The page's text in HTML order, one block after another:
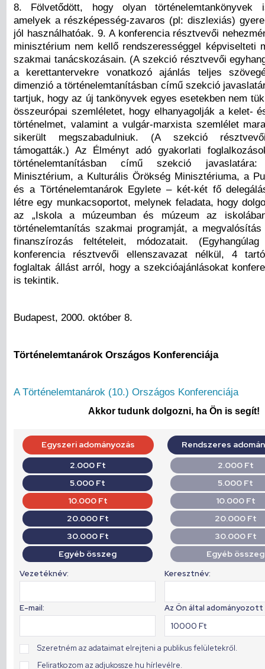
8. Fölvetődött, hogy olyan történelemtankönyvek
amelyek a részképesség-zavaros (pl: diszlexiás)
jól használhatóak. 9. A konferencia résztvevői
minisztérium nem kellő rendszerességgel képviselteti
szakmai tanácskozásain. (A szekció résztvevői
a kerettantervekre vonatkozó ajánlás teljes
dimenzió a történelemtanításban című szekció
tartjuk, hogy az új tankönyvek egyes esetekben nem
összeurópai szemléletet, hogy elhanyagolják a kelet-
történelmet, valamint a vulgár-marxista szemlélet
sikerült megszabadulniuk. (A szekció
támogatták.) Az Élményt adó gyakorlati
történelemtanításban című szekció
Minisztérium, a Kulturális Örökség Minisztériuma, a
és a Történelemtanárok Egylete – két-két fő
létre egy munkacsoportot, melynek feladata, hogy
az „Iskola a múzeumban és múzeum az
történelemtanítás szakmai programját, a
finanszírozás feltételeit, módozatait.
konferencia résztvevői ellenszavazat nélkül, 4
foglaltak állást arról, hogy a szekcióajánlásokat
is tekintik.
Budapest, 2000. október 8.
Történelemtanárok Országos Konferenciája
A Történelemtanárok (10.) Országos Konferenciája
Akkor tudunk dolgozni, ha Ön is segít!